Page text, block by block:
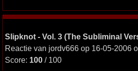
Slipknot - Vol. 3 (The Subliminal
Reactie van jordv666 op 16-05-2006
Score: 100 / 100